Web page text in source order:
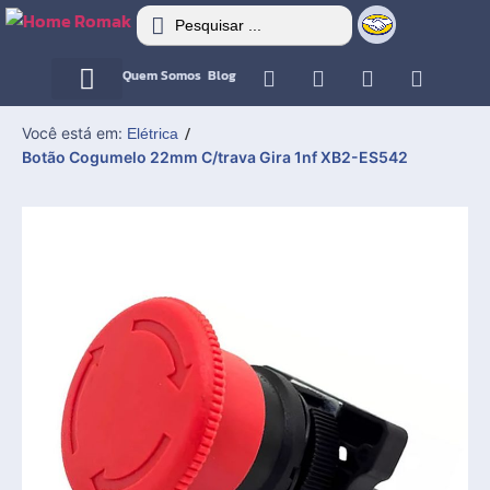
Quem Somos Blog
Você está em: Elétrica /
Botão Cogumelo 22mm C/trava Gira 1nf XB2-ES542